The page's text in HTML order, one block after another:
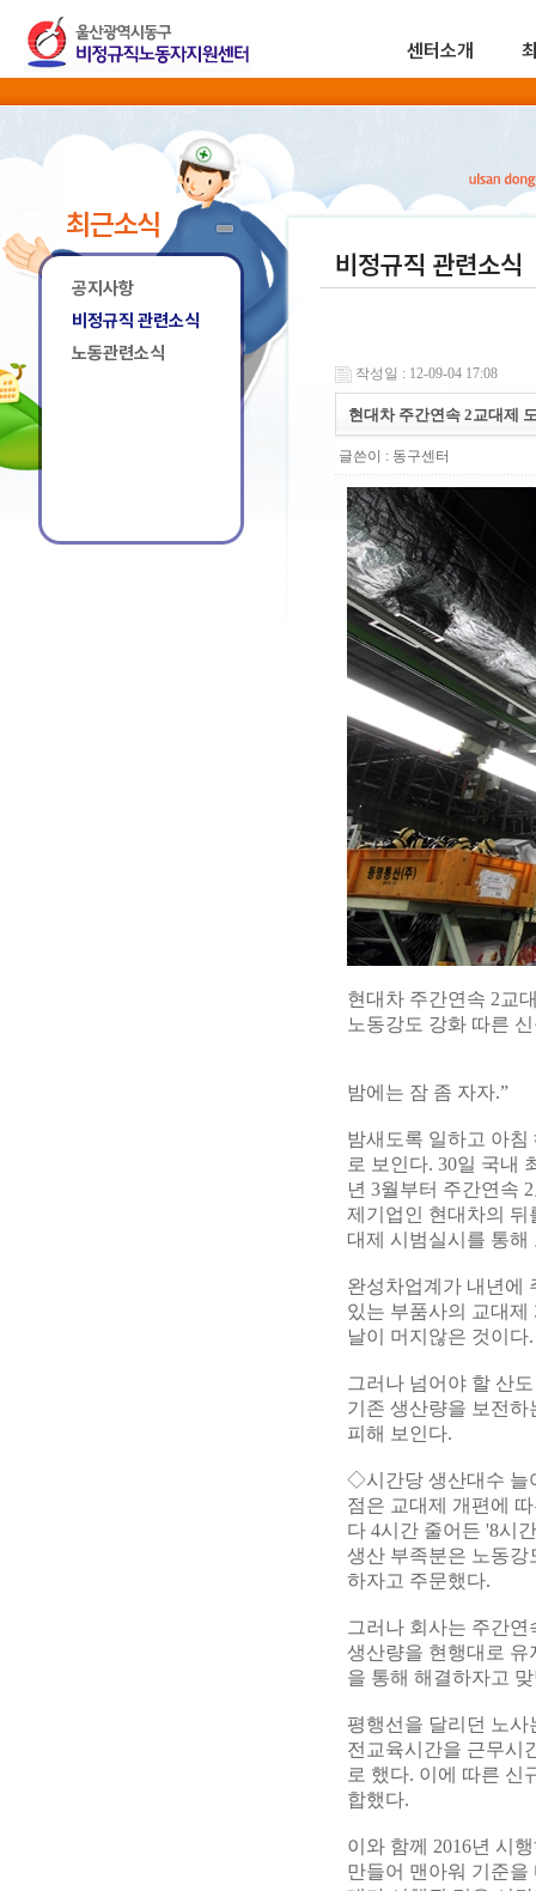
센터소개
최근소식
공지사항
비정규직 관련소식
노동관련소식
비정규직 관련소식
작성일 : 12-09-04 17:08
현대차 주간연속 2교대제
글쓴이 : 동구센터
현대차 주간연속 2교
노동강도 강화 따른
밤에는 잠 좀 자자.”
밤새도록 일하고 아
로 보인다. 30일 국내
년 3월부터 주간연속
제기업인 현대차의 뒤
대제 시범실시를 통해
완성차업계가 내년에
있는 부품사의 교대
날이 머지않은 것이다.
그러나 넘어야 할 산
기존 생산량을 보전
피해 보인다.
◇시간당 생산대수 늘
점은 교대제 개편에
다 4시간 줄어든 '8시
생산 부족분은 노동강
하자고 주문했다.
그러나 회사는 주간
생산량을 현행대로 유
을 통해 해결하자고
평행선을 달리던 노사
전교육시간을 근무시
로 했다. 이에 따른 신
합했다.
이와 함께 2016년 시
만들어 맨아워 기준을